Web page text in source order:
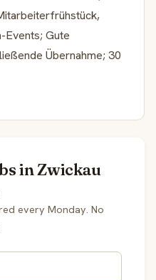
Events; Gute
Übernahme; 30
in Zwickau
every Monday. No